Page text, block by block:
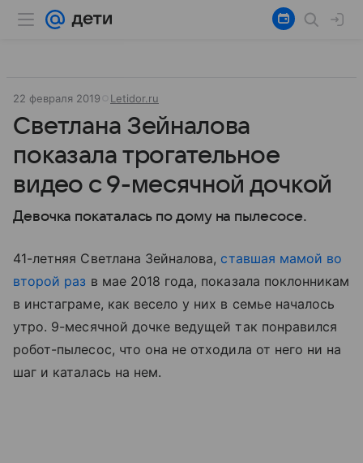
22 февраля 2019 Letidor.ru
Светлана Зейналова
показала трогательное
видео с 9-месячной дочкой
Девочка покаталась по дому на пылесосе.
41-летняя Светлана Зейналова, ставшая мамой во
второй раз в мае 2018 года, показала поклонникам
в инстаграме, как весело у них в семье началось
утро. 9-месячной дочке ведущей так понравился
робот-пылесос, что она не отходила от него ни на
шаг и каталась на нем.